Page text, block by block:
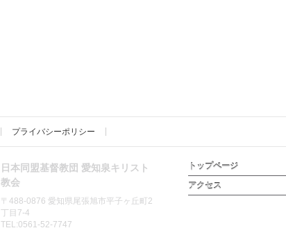
プライバシーポリシー
日本同盟基督教団 愛知泉キリスト
教会
〒488-0876 愛知県尾張旭市平子ヶ丘町2
丁目7-4
TEL:0561-52-7747
トップページ
アクセス